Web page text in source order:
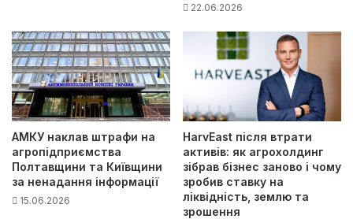
22.06.2026
АМКУ наклав штрафи на
агропідприємства
Полтавщини та Київщини
за ненадання інформації
15.06.2026
HarvEast після втрати
активів: як агрохолдинг
зібрав бізнес заново і чому
зробив ставку на
ліквідність, землю та
зрошення